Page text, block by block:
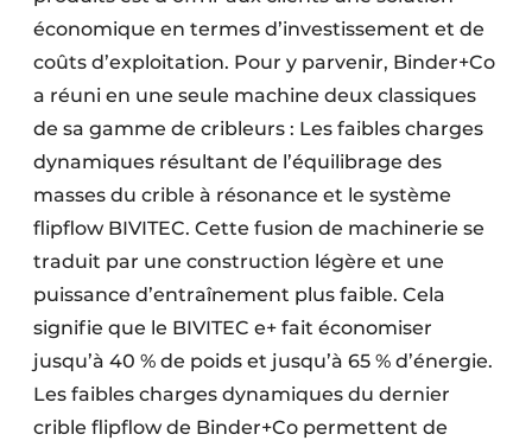
Fondations
Façades
Infrastructures souterraines et égouttage
Protection solaire
Rénovation
Sécurité incendie
Software
Techniques ferroviaires
économique en termes d’investissement et de
coûts d’exploitation. Pour y parvenir, Binder+Co
a réuni en une seule machine deux classiques
de sa gamme de cribleurs : Les faibles charges
dynamiques résultant de l’équilibrage des
masses du crible à résonance et le système
flipflow BIVITEC. Cette fusion de machinerie se
traduit par une construction légère et une
puissance d’entraînement plus faible. Cela
signifie que le BIVITEC e+ fait économiser
jusqu’à 40 % de poids et jusqu’à 65 % d’énergie.
Les faibles charges dynamiques du dernier
crible flipflow de Binder+Co permettent de